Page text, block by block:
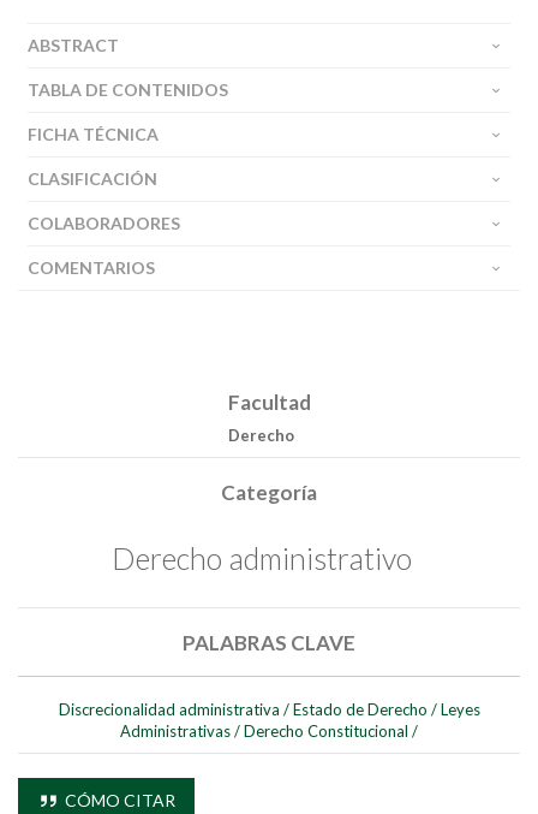
ABSTRACT
TABLA DE CONTENIDOS
FICHA TÉCNICA
CLASIFICACIÓN
COLABORADORES
COMENTARIOS
Facultad
Derecho
Categoría
Derecho administrativo
PALABRAS CLAVE
Discrecionalidad administrativa / Estado de Derecho / Leyes
Administrativas/Derecho Constitucional /
CÓMO CITAR